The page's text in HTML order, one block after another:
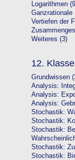
Logarithmen
Ganzrationale
Vertiefen der
Weiteres (3)
12. Klasse
Grundwissen
Analysis:
Analysis:
Analysis:
Stochastik:
Stochastik:
Stochastik:
Stochastik:
Stochastik: